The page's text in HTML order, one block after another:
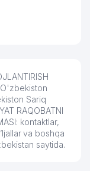
O'zbekiston
Sariq
RAQOBATNI
kontaktlar,
va boshqa
saytida.